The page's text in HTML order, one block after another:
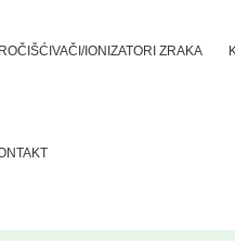
IONIZATORI ZRAKA